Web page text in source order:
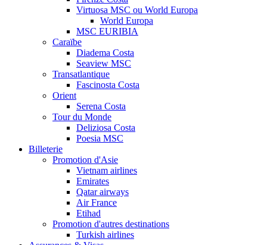
Virtuosa MSC ou World Europa
World Europa
MSC EURIBIA
Caraïbe
Diadema Costa
Seaview MSC
Transatlantique
Fascinosta Costa
Orient
Serena Costa
Tour du Monde
Deliziosa Costa
Poesia MSC
Billeterie
Promotion d'Asie
Vietnam airlines
Emirates
Qatar airways
Air France
Etihad
Promotion d'autres destinations
Turkish airlines